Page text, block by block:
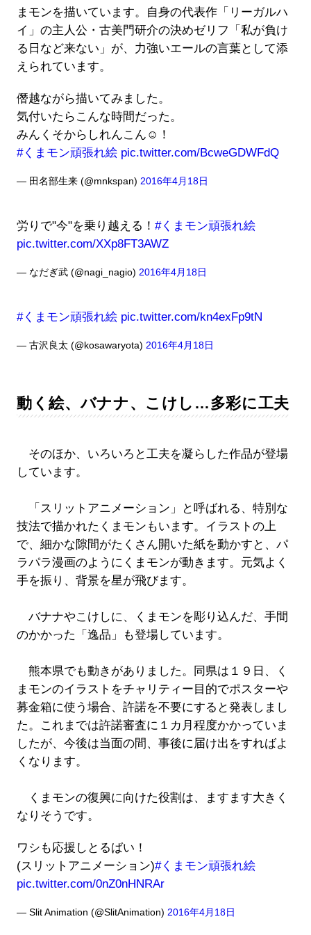
まモンを描いています。自身の代表作「リーガルハ
イ」の主人公・古美門研介の決めゼリフ「私が負け
る日など来ない」が、力強いエールの言葉として添
えられています。
僭越ながら描いてみました。
気付いたらこんな時間だった。
みんくそからしれんこん☺︎！
#くまモン頑張れ絵 pic.twitter.com/BcweGDWFdQ
— 田名部生来 (@mnkspan) 2016年4月18日
労りで"今"を乗り越える！ #くまモン頑張れ絵
pic.twitter.com/XXp8FT3AWZ
— なだぎ武 (@nagi_nagio) 2016年4月18日
#くまモン頑張れ絵 pic.twitter.com/kn4exFp9tN
— 古沢良太 (@kosawaryota) 2016年4月18日
動く絵、バナナ、こけし…多彩に工夫
そのほか、いろいろと工夫を凝らした作品が登場
しています。
「スリットアニメーション」と呼ばれる、特別な
技法で描かれたくまモンもいます。イラストの上
で、細かな隙間がたくさん開いた紙を動かすと、パ
ラパラ漫画のようにくまモンが動きます。元気よく
手を振り、背景を星が飛びます。
バナナやこけしに、くまモンを彫り込んだ、手間
のかかった「逸品」も登場しています。
熊本県でも動きがありました。同県は１９日、く
まモンのイラストをチャリティー目的でポスターや
募金箱に使う場合、許諾を不要にすると発表しまし
た。これまでは許諾審査に１カ月程度かかっていま
したが、今後は当面の間、事後に届け出をすればよ
くなります。
くまモンの復興に向けた役割は、ますます大きく
なりそうです。
ワシも応援しとるばい！
(スリットアニメーション)#くまモン頑張れ絵
pic.twitter.com/0nZ0nHNRAr
— Slit Animation (@SlitAnimation) 2016年4月18日